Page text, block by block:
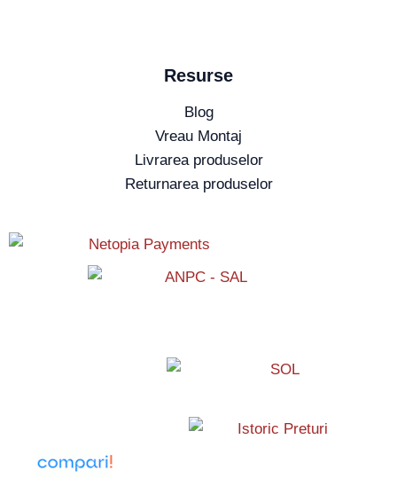
Resurse
Blog
Vreau Montaj
Livrarea produselor
Returnarea produselor